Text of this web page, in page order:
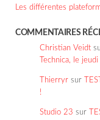
Les différentes
COMMENTAIRES
Christian Veidt
Technica, le
Thierryr sur
!
Studio 23 sur